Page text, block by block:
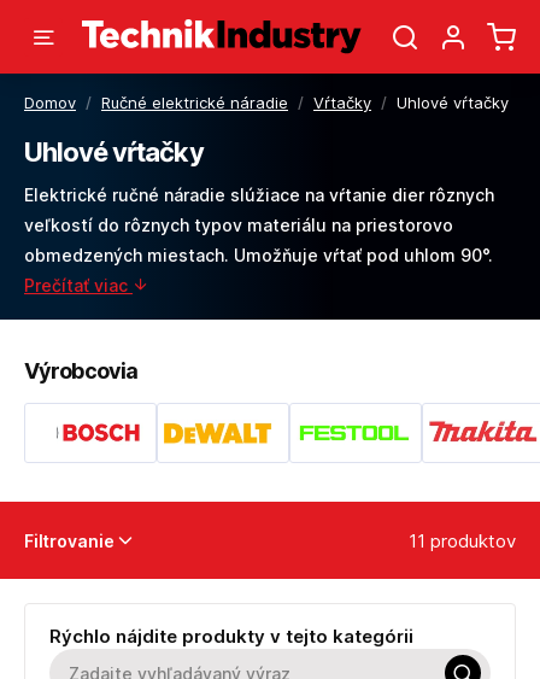
Domov / Ručné elektrické náradie / Vŕtačky / Uhlové vŕtačky
Uhlové vŕtačky
Elektrické ručné náradie slúžiace na vŕtanie dier rôznych
veľkostí do rôznych typov materiálu na priestorovo
obmedzených miestach. Umožňuje vŕtať pod uhlom 90°.
Prečítať viac
Výrobcovia
Filtrovanie 11 produktov
Rýchlo nájdite produkty v tejto kategórii